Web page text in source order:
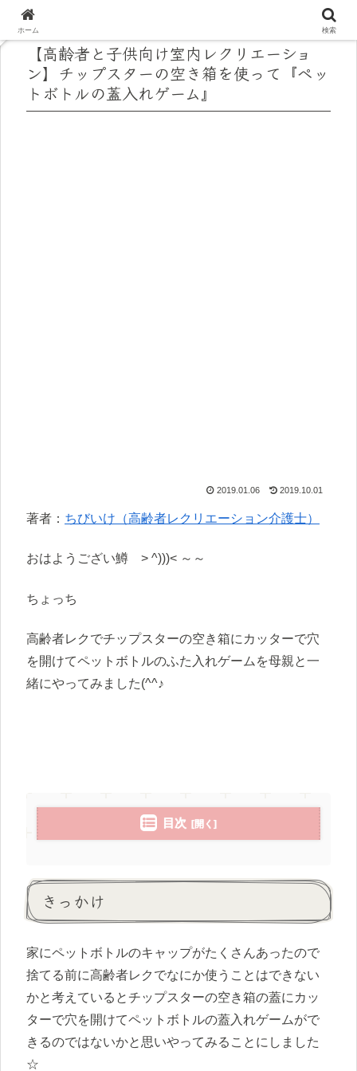
【高齢者と子供向け室内レクリエーショ
ン】チップスターの空き箱を使って『ペッ
トボトルの蓋入れゲーム』
2019.01.06 2019.10.01
著者： ちびいけ（高齢者レクリエーション介護士）
おはようござい鱒 > ^)))< ～～
ちょっち
高齢者レクでチップスターの空き箱にカッターで穴
を開けてペットボトルのふた入れゲームを母親と一
緒にやってみました(^^♪
目次
きっかけ
家にペットボトルのキャップがたくさんあったので
捨てる前に高齢者レクでなにか使うことはできない
かと考えているとチップスターの空き箱の蓋にカッ
ターで穴を開けてペットボトルの蓋入れゲームがで
きるのではないかと思いやってみることにしました
☆
ホーム 検索